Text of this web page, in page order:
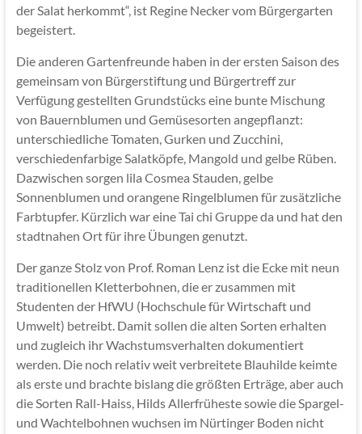
der Salat herkommt“, ist Regine Necker vom Bürgergarten
begeistert.
Die anderen Gartenfreunde haben in der ersten Saison des
gemeinsam von Bürgerstiftung und Bürgertreff zur
Verfügung gestellten Grundstücks eine bunte Mischung
von Bauernblumen und Gemüsesorten angepflanzt:
unterschiedliche Tomaten, Gurken und Zucchini,
verschiedenfarbige Salatköpfe, Mangold und gelbe Rüben.
Dazwischen sorgen lila Cosmea Stauden, gelbe
Sonnenblumen und orangene Ringelblumen für zusätzliche
Farbtupfer. Kürzlich war eine Tai chi Gruppe da und hat den
stadtnahen Ort für ihre Übungen genutzt.
Der ganze Stolz von Prof. Roman Lenz ist die Ecke mit neun
traditionellen Kletterbohnen, die er zusammen mit
Studenten der HfWU (Hochschule für Wirtschaft und
Umwelt) betreibt. Damit sollen die alten Sorten erhalten
und zugleich ihr Wachstumsverhalten dokumentiert
werden. Die noch relativ weit verbreitete Blauhilde keimte
als erste und brachte bislang die größten Erträge, aber auch
die Sorten Rall-Haiss, Hilds Allerfrüheste sowie die Spargel-
und Wachtelbohnen wuchsen im Nürtinger Boden nicht